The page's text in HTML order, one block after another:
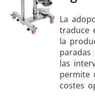
La
traduce
la
paradas
las
permite
costes